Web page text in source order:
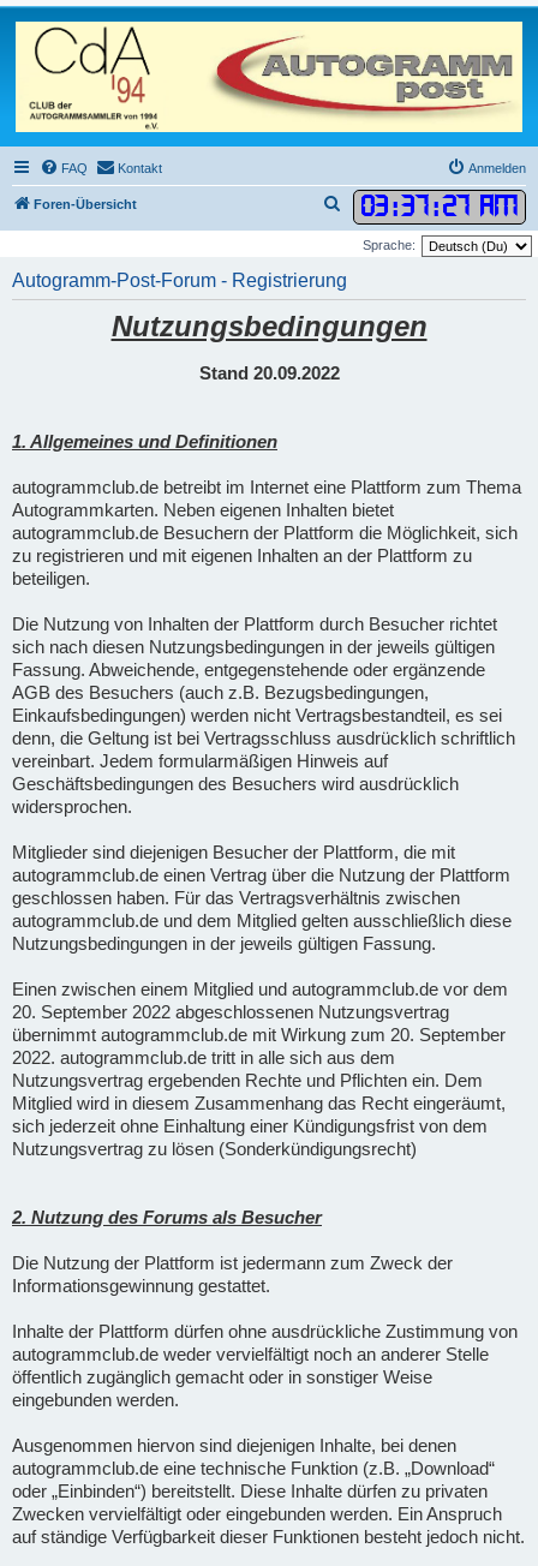
FAQ Kontakt Anmelden
Foren-Übersicht 03:37:28 AM
u
h
e
Sprache:
Autogramm-Post-Forum - Registrierung
Nutzungsbedingungen
Stand 20.09.2022
1. Allgemeines und Definitionen
autogrammclub.de betreibt im Internet eine Plattform zum Thema
Autogrammkarten. Neben eigenen Inhalten bietet
autogrammclub.de Besuchern der Plattform die Möglichkeit, sich
zu registrieren und mit eigenen Inhalten an der Plattform zu
beteiligen.
Die Nutzung von Inhalten der Plattform durch Besucher richtet
sich nach diesen Nutzungsbedingungen in der jeweils gültigen
Fassung. Abweichende, entgegenstehende oder ergänzende
AGB des Besuchers (auch z.B. Bezugsbedingungen,
Einkaufsbedingungen) werden nicht Vertragsbestandteil, es sei
denn, die Geltung ist bei Vertragsschluss ausdrücklich schriftlich
vereinbart. Jedem formularmäßigen Hinweis auf
Geschäftsbedingungen des Besuchers wird ausdrücklich
widersprochen.
Mitglieder sind diejenigen Besucher der Plattform, die mit
autogrammclub.de einen Vertrag über die Nutzung der Plattform
geschlossen haben. Für das Vertragsverhältnis zwischen
autogrammclub.de und dem Mitglied gelten ausschließlich diese
Nutzungsbedingungen in der jeweils gültigen Fassung.
Einen zwischen einem Mitglied und autogrammclub.de vor dem
20. September 2022 abgeschlossenen Nutzungsvertrag
übernimmt autogrammclub.de mit Wirkung zum 20. September
2022. autogrammclub.de tritt in alle sich aus dem
Nutzungsvertrag ergebenden Rechte und Pflichten ein. Dem
Mitglied wird in diesem Zusammenhang das Recht eingeräumt,
sich jederzeit ohne Einhaltung einer Kündigungsfrist von dem
Nutzungsvertrag zu lösen (Sonderkündigungsrecht)
2. Nutzung des Forums als Besucher
Die Nutzung der Plattform ist jedermann zum Zweck der
Informationsgewinnung gestattet.
Inhalte der Plattform dürfen ohne ausdrückliche Zustimmung von
autogrammclub.de weder vervielfältigt noch an anderer Stelle
öffentlich zugänglich gemacht oder in sonstiger Weise
eingebunden werden.
Ausgenommen hiervon sind diejenigen Inhalte, bei denen
autogrammclub.de eine technische Funktion (z.B. „Download“
oder „Einbinden“) bereitstellt. Diese Inhalte dürfen zu privaten
Zwecken vervielfältigt oder eingebunden werden. Ein Anspruch
auf ständige Verfügbarkeit dieser Funktionen besteht jedoch nicht.